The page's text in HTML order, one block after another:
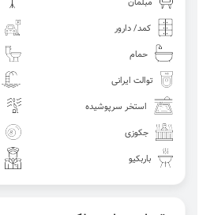
کمد/ دارور
حمام
توالت ایرانی
استخر سرپوشیده
جکوزی
باربکیو